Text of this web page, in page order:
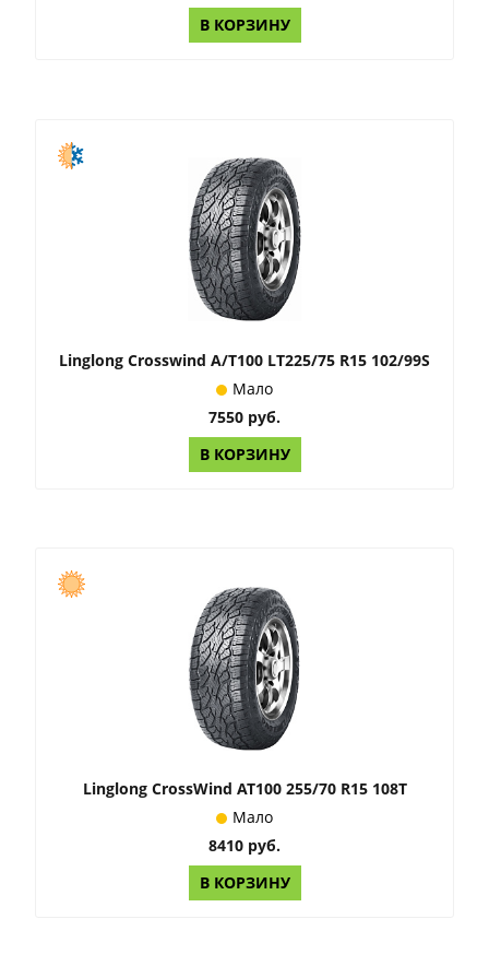
В КОРЗИНУ
Linglong Crosswind A/T100 LT225/75 R15 102/99S
Мало
7550 руб.
В КОРЗИНУ
Linglong CrossWind AT100 255/70 R15 108T
Мало
8410 руб.
В КОРЗИНУ